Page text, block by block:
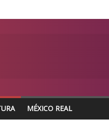
MÉXICO REAL